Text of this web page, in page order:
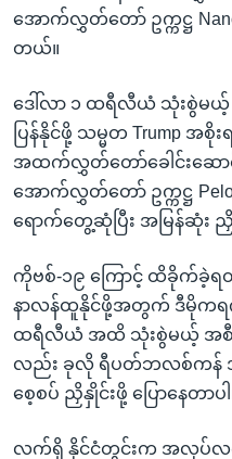
အောက်လွှတ်တော် ဥက္ကဋ္ဌ
တယ်။
ဒေါ်လာ ၁ ထရီလီယံ သုံးစွဲမ
ပြန်နိုင်ဖို့ သမ္မတ Trump အ
အထက်လွှတ်တော်ခေါင်းဆောင်
အောက်လွှတ်တော် ဥက္ကဋ္ဌ
ရောက်တွေ့ဆုံပြီး အမြန်ဆုံး
ကိုဗစ်-၁၉ ကြောင့် ထိခိုက်ခဲ့ရ
နာလန်ထူနိုင်ဖို့အတွက် ဒီမိုကရ
ထရီလီယံ အထိ သုံးစွဲမယ့် အစီ
လည်း ခုလို ရီပတ်ဘလစ်ကန် အ
စေ့စပ် ညှိနှိုင်းဖို့ ပြောနေတာပါ
လက်ရှိ နိုင်ငံတွင်းက အလုပ်လ